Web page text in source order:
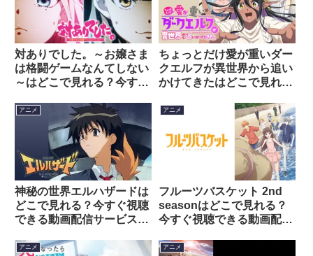
対ありでした。～お嬢さま
は格闘ゲームなんてしない
～はどこで見れる？今すぐ
スを紹介！
ちょっとだけ愛が重いダー
クエルフが異世界から追い
かけてきたはどこで見れ
配信サービスを紹介！
アニメ
神秘の世界エルハザードは
どこで見れる？今すぐ視聴
できる動画配信サービスを
アニメ
フルーツバスケット 2nd
seasonはどこで見れる？
今すぐ視聴できる動画配信
アニメ アニメ